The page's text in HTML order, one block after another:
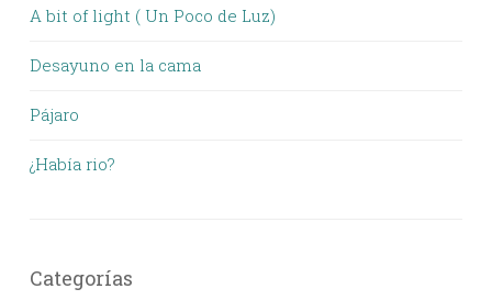
A bit of light ( Un Poco de Luz)
Desayuno en la cama
Pájaro
¿Había rio?
Categorías